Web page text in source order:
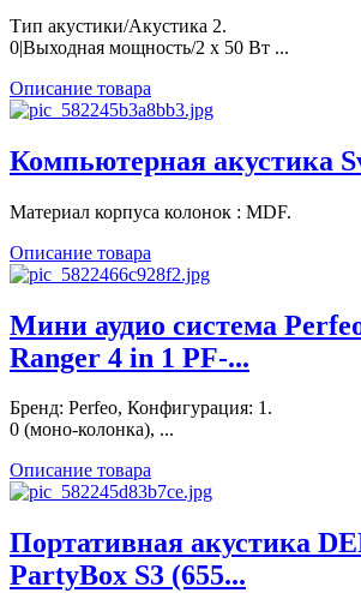
Тип акустики/Акустика 2.
0|Выходная мощность/2 x 50 Вт ...
Описание товара
Компьютерная акустика
Материал корпуса колонок : MDF.
Описание товара
Мини аудио система
Ranger 4 in 1 PF-...
Бренд: Perfeo, Конфигурация: 1.
0 (моно-колонка), ...
Описание товара
Портативная акустика
PartyBox S3 (655...